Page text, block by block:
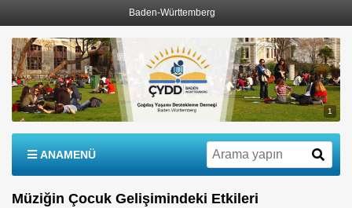
Baden-Württemberg
1
ANAMENÜ
Müziğin Çocuk Gelişimindeki Etkileri